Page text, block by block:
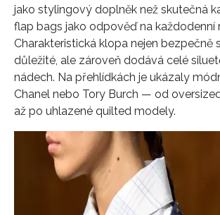
jako stylingový doplněk než skutečná
flap bags jako odpověď na každodenní
Charakteristická klopa nejen bezpečně
důležité, ale zároveň dodává celé
nádech. Na přehlídkách je ukázaly
Chanel nebo Tory Burch — od
až po uhlazené quilted modely.